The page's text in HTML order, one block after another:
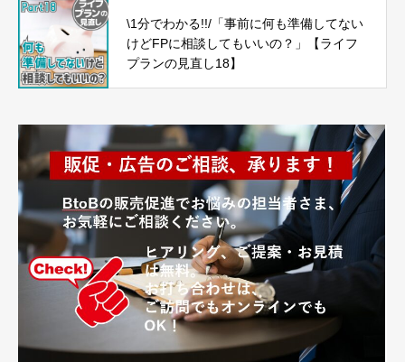
\1分でわかる!!/「事前に何も準備してない
けどFPに相談してもいいの？」【ライフ
プランの見直し18】